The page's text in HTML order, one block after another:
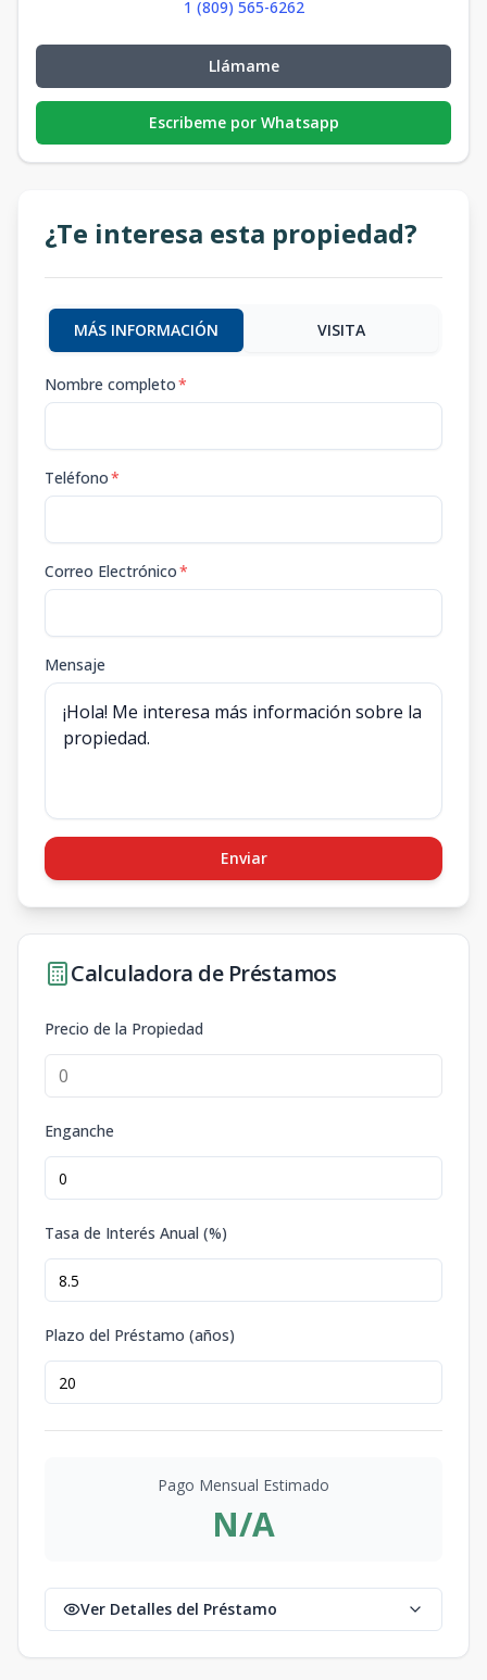
1 (809) 565-6262
Llámame
Escribeme por Whatsapp
¿Te interesa esta propiedad?
MÁS INFORMACIÓN VISITA
Nombre completo*
Teléfono*
Correo Electrónico*
Mensaje
Enviar
Calculadora de Préstamos
Precio de la Propiedad
Enganche
Tasa de Interés Anual (%)
Plazo del Préstamo (años)
Pago Mensual Estimado
N/A
Ver Detalles del Préstamo